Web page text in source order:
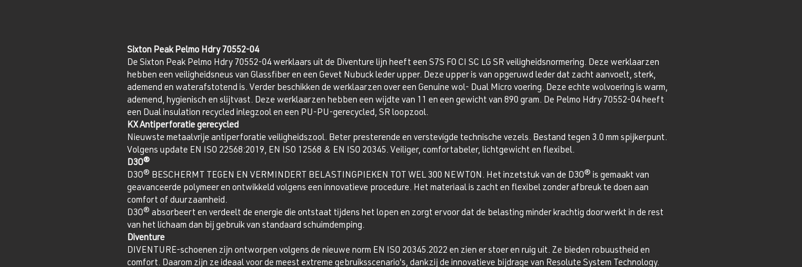
Sixton Peak Pelmo Hdry 70552-04
De Sixton Peak Pelmo Hdry 70552-04 werklaars uit de Diventure lijn heeft een S7S FO CI SC LG SR veiligheidsnormering. Deze werklaarzen
hebben een veiligheidsneus van Glassfiber en een Gevet Nubuck leder upper. Deze upper is van opgeruwd leder dat zacht aanvoelt, sterk,
ademend en waterafstotend is. Verder beschikken de werklaarzen over een Genuine wol- Dual Micro voering. Deze echte wolvoering is warm,
ademend, hygienisch en slijtvast. Deze werklaarzen hebben een wijdte van 11 en een gewicht van 890 gram. De Pelmo Hdry 70552-04 heeft
een Dual insulation recycled inlegzool en een PU-PU-gerecycled, SR loopzool.
KX Antiperforatie gerecycled
Nieuwste metaalvrije antiperforatie veiligheidszool. Beter presterende en verstevigde technische vezels. Bestand tegen 3.0 mm spijkerpunt.
Volgens update EN ISO 22568:2019, EN ISO 12568 & EN ISO 20345. Veiliger, comfortabeler, lichtgewicht en flexibel.
D3O®
D3O® BESCHERMT TEGEN EN VERMINDERT BELASTINGPIEKEN TOT WEL 300 NEWTON. Het inzetstuk van de D3O® is gemaakt van
geavanceerde polymeer en ontwikkeld volgens een innovatieve procedure. Het materiaal is zacht en flexibel zonder afbreuk te doen aan
comfort of duurzaamheid.
D3O® absorbeert en verdeelt de energie die ontstaat tijdens het lopen en zorgt ervoor dat de belasting minder krachtig doorwerkt in de rest
van het lichaam dan bij gebruik van standaard schuimdemping.
Diventure
DIVENTURE-schoenen zijn ontworpen volgens de nieuwe norm EN ISO 20345.2022 en zien er stoer en ruig uit. Ze bieden robuustheid en
comfort. Daarom zijn ze ideaal voor de meest extreme gebruiksscenario's, dankzij de innovatieve bijdrage van Resolute System Technology.